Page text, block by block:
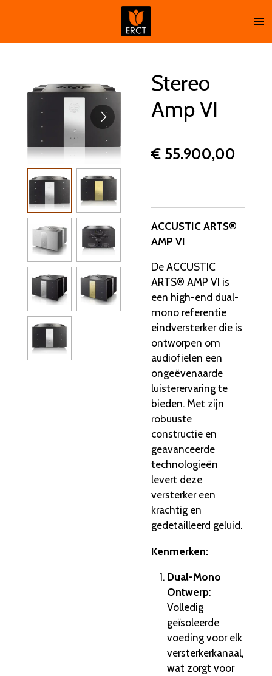
naar
Stereo
Amp VI
€ 55.900,00
ACCUSTIC ARTS®
AMP VI
De ACCUSTIC
ARTS® AMP VI is
een high-end dual-
mono referentie
eindversterker die is
ontworpen om
audiofielen een
ongeëvenaarde
luisterervaring te
bieden. Met zijn
robuuste
constructie en
geavanceerde
technologieën
levert deze
versterker een
krachtig en
gedetailleerd geluid.
Kenmerken:
Dual-Mono
Ontwerp:
Volledig
geïsoleerde
voeding voor elk
versterkerkanaal,
wat zorgt voor